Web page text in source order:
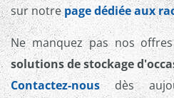
sur notrepage dédiée aux
Ne manquez pas nos
solutions de stockage
Contactez-nousdès